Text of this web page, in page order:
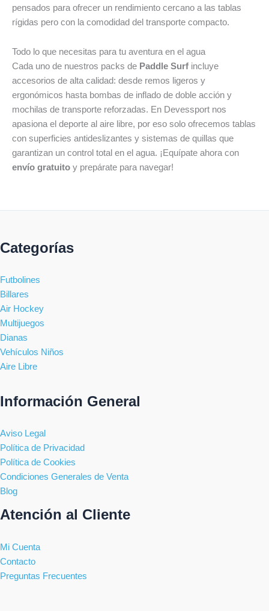
pensados para ofrecer un rendimiento cercano a las tablas
rígidas pero con la comodidad del transporte compacto.
Todo lo que necesitas para tu aventura en el agua
Cada uno de nuestros packs de Paddle Surf incluye
accesorios de alta calidad: desde remos ligeros y
ergonómicos hasta bombas de inflado de doble acción y
mochilas de transporte reforzadas. En Devessport nos
apasiona el deporte al aire libre, por eso solo ofrecemos tablas
con superficies antideslizantes y sistemas de quillas que
garantizan un control total en el agua. ¡Equípate ahora con
envío gratuito y prepárate para navegar!
Categorías
Futbolines
Billares
Air Hockey
Multijuegos
Dianas
Vehículos Niños
Aire Libre
Información General
Aviso Legal
Política de Privacidad
Política de Cookies
Condiciones Generales de Venta
Blog
Atención al Cliente
Mi Cuenta
Contacto
Preguntas Frecuentes